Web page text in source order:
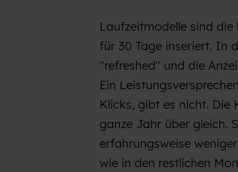
Laufzeitmodelle sind die
für 30 Tage inseriert. In
"refreshed" und die
Ein
Klicks, gibt es nicht. Die
ganze Jahr über gleich.
erfahrungsweise
wie in den restlichen